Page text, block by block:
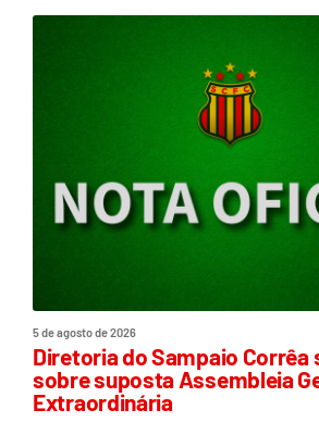
5 de agosto de 2026
Diretoria do Sampaio Corrêa
sobre suposta Assembleia
Extraordinária